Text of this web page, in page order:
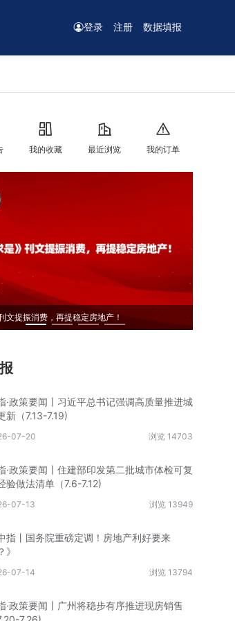
登录 注册 数据填报
我的收藏 最近浏览 我的订单
文提振消费，再提稳定房地产！
·政策要闻丨习近平总书记强调高质量推进城
新（7.13-7.19)
07-20 浏览 14703
·政策要闻丨住建部印发第二批城市体检可复
验做法清单（7.6-7.12)
07-13 浏览 13949
指丨国务院重磅定调！房地产利好要来
》
07-14 浏览 13794
·政策要闻丨广州将稳步有序推进现房销售